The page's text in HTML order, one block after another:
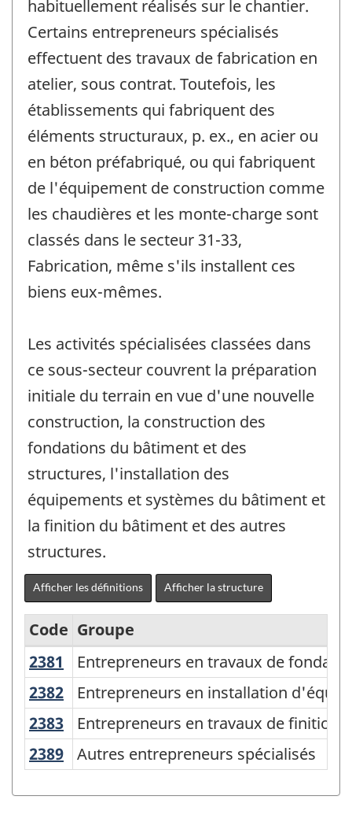
habituellement réalisés sur le chantier.
Certains entrepreneurs spécialisés
effectuent des travaux de fabrication en
atelier, sous contrat. Toutefois, les
établissements qui fabriquent des
éléments structuraux, p. ex., en acier ou
en béton préfabriqué, ou qui fabriquent
de l'équipement de construction comme
les chaudières et les monte-charge sont
classés dans le secteur 31-33,
Fabrication, même s'ils installent ces
biens eux-mêmes.
Les activités spécialisées classées dans
ce sous-secteur couvrent la préparation
initiale du terrain en vue d'une nouvelle
construction, la construction des
fondations du bâtiment et des
structures, l'installation des
équipements et systèmes du bâtiment et
la finition du bâtiment et des autres
structures.
Afficher les définitions Afficher la structure
Système
de
classification
des
industries
de
Code Groupe
2381
Entrepreneurs en travaux de
Entrepreneurs en travaux de
2382 Entrepreneurs en installation
Entrepreneurs en installation
2383 Entrepreneurs en travaux de
Entrepreneurs en travaux de finition
2389 Autres entrepreneurs spécialisés
Autres entrepreneurs spécialisés